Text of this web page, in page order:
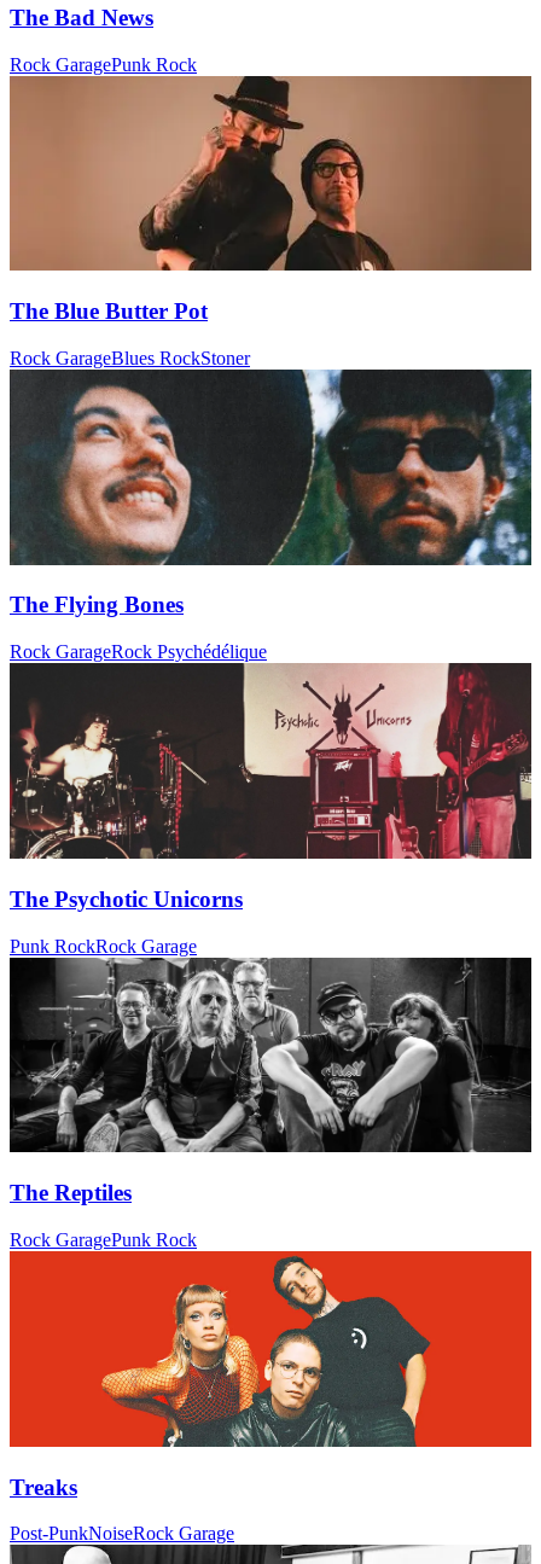
The Bad News
Rock GaragePunk Rock
The Blue Butter Pot
Rock GarageBlues RockStoner
The Flying Bones
Rock GarageRock Psychédélique
The Psychotic Unicorns
Punk RockRock Garage
The Reptiles
Rock GaragePunk Rock
Treaks
Post-PunkNoiseRock Garage